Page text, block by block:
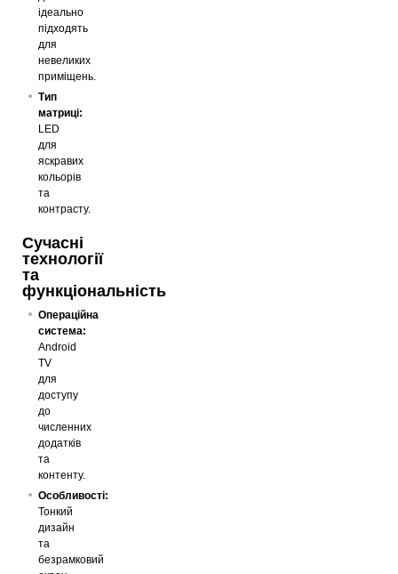
ідеально
підходять
для
невеликих
приміщень.
Тип
матриці:
LED
для
яскравих
кольорів
та
контрасту.
Сучасні
технології
та
функціональність
Операційна
система:
Android
TV
для
доступу
до
численних
додатків
та
контенту.
Особливості:
Тонкий
дизайн
та
безрамковий